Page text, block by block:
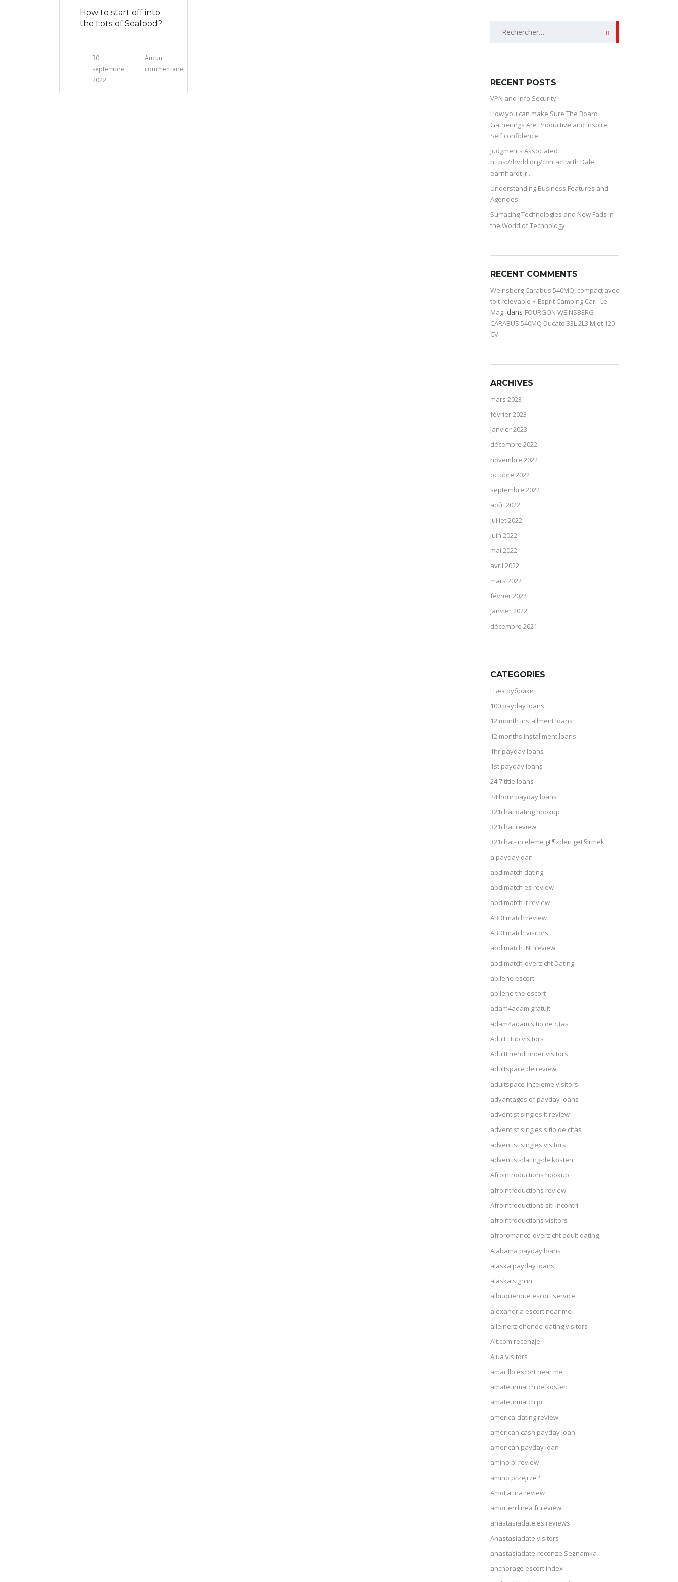
How to start off into
the Lots of Seafood?
30
septembre
2022
Aucun
commentaire
RECENT POSTS
VPN and Info Security
How you can make Sure The Board
Gatherings Are Productive and Inspire
Self confidence
Judgments Associated
https://hvdd.org/contact with Dale
earnhardt jr .
Understanding Business Features and
Agencies
Surfacing Technologies and New Fads in
the World of Technology
RECENT COMMENTS
Weinsberg Carabus 540MQ, compact avec
toit relevable ⋆ Esprit Camping Car - Le
Mag' dans FOURGON WEINSBERG
CARABUS 540MQ Ducato 33L 2L3 Mjet 120
CV
ARCHIVES
mars 2023
février 2023
janvier 2023
décembre 2022
novembre 2022
octobre 2022
septembre 2022
août 2022
juillet 2022
juin 2022
mai 2022
avril 2022
mars 2022
février 2022
janvier 2022
décembre 2021
CATEGORIES
! Без рубрики
100 payday loans
12 month installment loans
12 months installment loans
1hr payday loans
1st payday loans
24 7 title loans
24 hour payday loans
321chat dating hookup
321chat review
321chat-inceleme gГ¶zden geГ§irmek
a paydayloan
abdlmatch dating
abdlmatch es review
abdlmatch it review
ABDLmatch review
ABDLmatch visitors
abdlmatch_NL review
abdlmatch-overzicht Dating
abilene escort
abilene the escort
adam4adam gratuit
adam4adam sitio de citas
Adult Hub visitors
AdultFriendFinder visitors
adultspace de review
adultspace-inceleme visitors
advantages of payday loans
adventist singles it review
adventist singles sitio de citas
adventist singles visitors
adventist-dating-de kosten
Afrointroductions hookup
afrointroductions review
Afrointroductions siti incontri
afrointroductions visitors
afroromance-overzicht adult dating
Alabama payday loans
alaska payday loans
alaska sign in
albuquerque escort service
alexandria escort near me
alleinerziehende-dating visitors
Alt.com recenzje
Alua visitors
amarillo escort near me
amateurmatch de kosten
amateurmatch pc
america-dating review
american cash payday loan
american payday loan
amino pl review
amino przejrze?
AmoLatina review
amor en linea fr review
anastasiadate es reviews
Anastasiadate visitors
anastasiadate-recenze Seznamka
anchorage escort index